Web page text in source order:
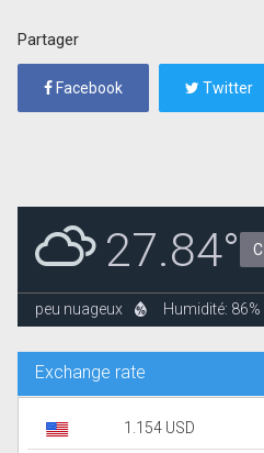
Partager
Facebook Twitter
27.84° C
peu nuageux Humidité: 86%
Exchange rate
1.154 USD